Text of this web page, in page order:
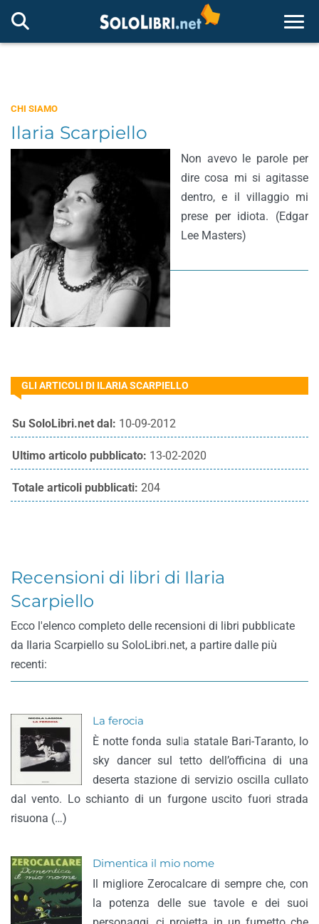
CHI SIAMO
Ilaria Scarpiello
Non avevo le parole per
dire cosa mi si agitasse
dentro, e il villaggio mi
prese per idiota. (Edgar
Lee Masters)
GLI ARTICOLI DI ILARIA SCARPIELLO
Su SoloLibri.net dal: 10-09-2012
Ultimo articolo pubblicato: 13-02-2020
Totale articoli pubblicati: 204
Recensioni di libri di Ilaria
Scarpiello
Ecco l'elenco completo delle recensioni di libri pubblicate
da Ilaria Scarpiello su SoloLibri.net, a partire dalle più
recenti:
La ferocia
È notte fonda sulla statale Bari-Taranto, lo
sky dancer sul tetto dell’officina di una
deserta stazione di servizio oscilla cullato
dal vento. Lo schianto di un furgone uscito fuori strada
risuona (…)
Dimentica il mio nome
Il migliore Zerocalcare di sempre che, con
la potenza delle sue tavole e dei suoi